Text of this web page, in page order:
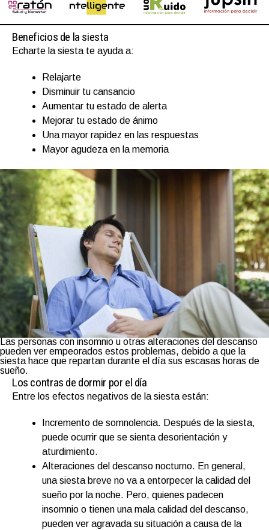
Beneficios de la siesta
Echarte la siesta te ayuda a:
Relajarte
Disminuir tu cansancio
Aumentar tu estado de alerta
Mejorar tu estado de ánimo
Una mayor rapidez en las respuestas
Mayor agudeza en la memoria
Las personas con insomnio u otras alteraciones del descanso
pueden ver empeorados estos problemas, debido a que la
siesta hace que repartan durante el día sus escasas horas de
sueño.
Los contras de dormir por el día
Entre los efectos negativos de la siesta están:
Incremento de somnolencia. Después de la siesta,
puede ocurrir que se sienta desorientación y
aturdimiento.
Alteraciones del descanso nocturno. En general,
una siesta breve no va a entorpecer la calidad del
sueño por la noche. Pero, quienes padecen
insomnio o tienen una mala calidad del descanso,
pueden ver agravada su situación a causa de la